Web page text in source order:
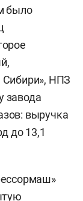
было
Сибири», НПЗ
завода
выручка
до 13,1